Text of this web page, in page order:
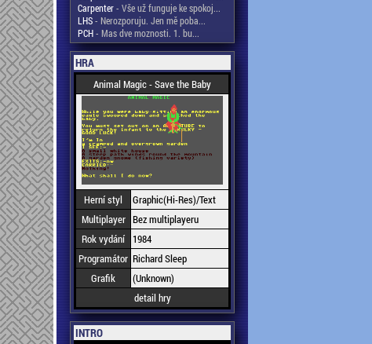
Carpenter- Vše už funguje ke spokoj...
LHS- Nerozporuju. Jen mě poba...
PCH- Mas dve moznosti. 1. bu...
HRA
Animal Magic - Save the Baby
Herní styl
Graphic(Hi-Res)/Text
Multiplayer Bez multiplayeru
Rok vydání
1984
Programátor Richard Sleep
Grafik
(Unknown)
detail hry
INTRO